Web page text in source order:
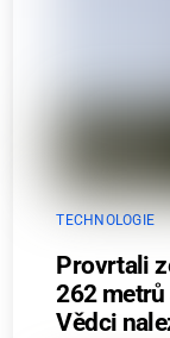
TECHNOLOGIE
Provrtali
262 metrů
Vědci